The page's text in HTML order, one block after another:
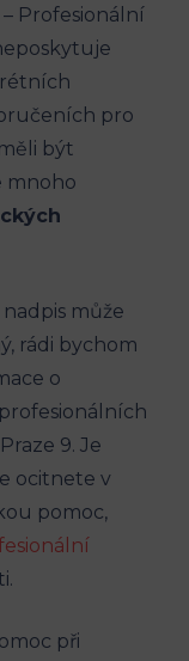
Profesionální
pro
být
mnoho
může
rádi bychom
o
9. Je
ocitnete v
pomoc,
při